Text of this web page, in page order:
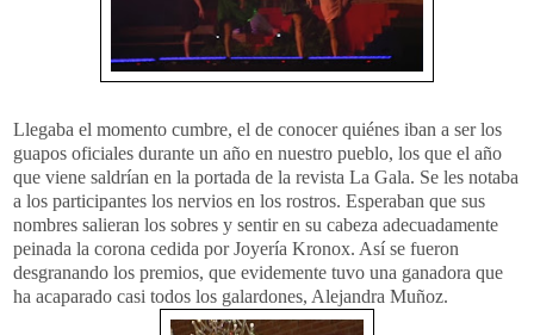
Llegaba el momento cumbre, el de conocer quiénes iban a ser los
guapos oficiales durante un año en nuestro pueblo, los que el año
que viene saldrían en la portada de la revista La Gala. Se les notaba
a los participantes los nervios en los rostros. Esperaban que sus
nombres salieran los sobres y sentir en su cabeza adecuadamente
peinada la corona cedida por Joyería Kronox. Así se fueron
desgranando los premios, que evidemente tuvo una ganadora que
ha acaparado casi todos los galardones, Alejandra Muñoz.